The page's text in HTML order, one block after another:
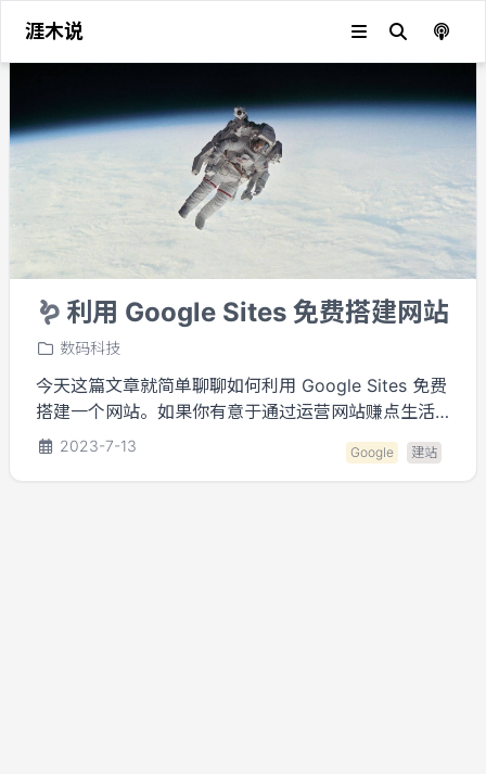
涯木说
🪱 利用 Google Sites 免费搭建网站
数码科技
今天这篇文章就简单聊聊如何利用 Google Sites 免费
搭建一个网站。如果你有意于通过运营网站赚点生活
费，不妨可以先采用这种免费方式，低成本行动起
2023-7-13 Google 建站